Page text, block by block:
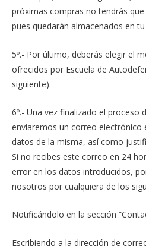
próximas compras no tendrás
pues quedarán almacenados en
5º.- Por último, deberás elegir el
ofrecidos por Escuela de
siguiente).
6º.- Una vez finalizado el proceso
enviaremos un correo electrónico
datos de la misma, así como
Si no recibes este correo en 24
error en los datos introducidos,
nosotros por cualquiera de los
Notificándolo en la sección
Escribiendo a la dirección de